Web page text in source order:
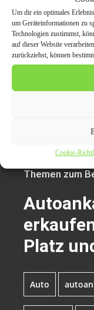
Um dir ein optimales
um Geräteinformationen zu
Technologien zustimmst,
auf dieser Website
zurückziehst, können
Cookie-
Autoankauf in
Autoankauf Neuss
Der Beitrag
PR Marketing für
Themen zum
Platz
Auto